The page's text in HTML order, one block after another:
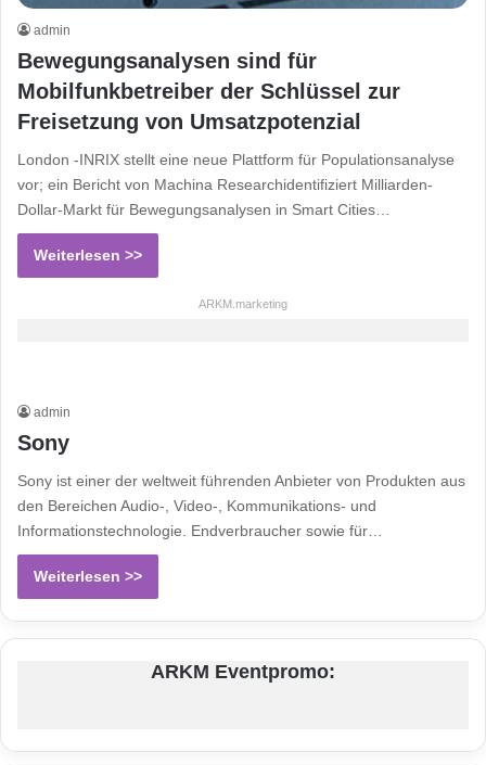
admin
Bewegungsanalysen sind für
Mobilfunkbetreiber der Schlüssel zur
Freisetzung von Umsatzpotenzial
London -INRIX stellt eine neue Plattform für Populationsanalyse
vor; ein Bericht von Machina Researchidentifiziert Milliarden-
Dollar-Markt für Bewegungsanalysen in Smart Cities…
Weiterlesen >>
ARKM.marketing
admin
Sony
Sony ist einer der weltweit führenden Anbieter von Produkten aus
den Bereichen Audio-, Video-, Kommunikations- und
Informationstechnologie. Endverbraucher sowie für…
Weiterlesen >>
ARKM Eventpromo: